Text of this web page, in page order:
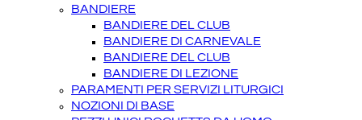
BANDIERE
BANDIERE DEL CLUB
BANDIERE DI CARNEVALE
BANDIERE DEL CLUB
BANDIERE DI LEZIONE
PARAMENTI PER SERVIZI LITURGICI
NOZIONI DI BASE